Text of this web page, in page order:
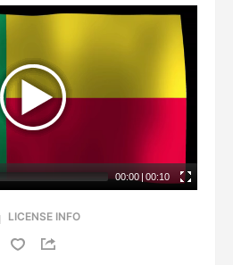
00:00 | 00:10
LICENSE INFO